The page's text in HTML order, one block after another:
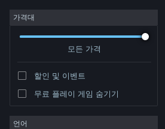
로그인
커뮤니티
정보
가격대
모든 가격
할인 및 이벤트
무료 플레이 게임 숨기기
언어
개발자: PlayEmotionStudios